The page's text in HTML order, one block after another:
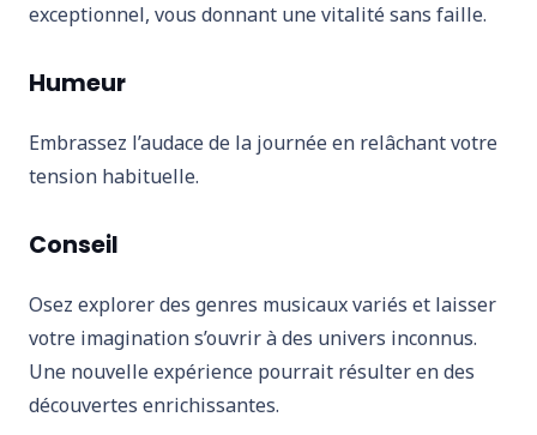
exceptionnel, vous donnant une vitalité sans faille.
Humeur
Embrassez l’audace de la journée en relâchant votre
tension habituelle.
Conseil
Osez explorer des genres musicaux variés et laisser
votre imagination s’ouvrir à des univers inconnus.
Une nouvelle expérience pourrait résulter en des
découvertes enrichissantes.